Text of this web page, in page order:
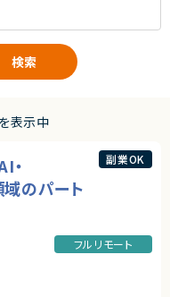
検索
表示中
・
のパート
フルリモート
副業OK